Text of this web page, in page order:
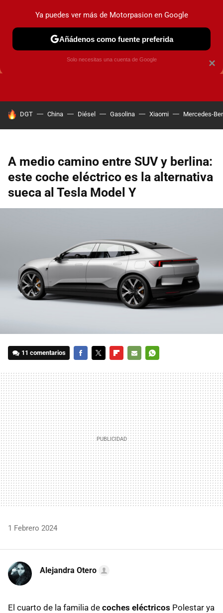
GUÍAS DE COMPRA OFERTAS DE COCHES CONSEJOS
HOY SE HABLA DE
DGT China Diésel Gasolina Xiaomi Mercedes-
A medio camino entre SUV y berlina:
este coche eléctrico es la alternativa
sueca al Tesla Model Y
11 comentarios
MAIL
1 Febrero 2024
Alejandra Otero
El cuarto de la familia de coches eléctricos Polestar ya
×
Ya puedes ver más de Motorpasion en Google
Añádenos como fuente preferida
Solo necesitas una cuenta de Google